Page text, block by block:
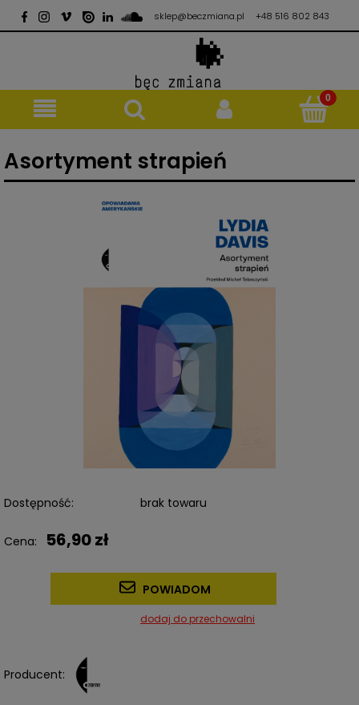
sklep@beczmiana.pl +48 516 802 843
Asortyment strapień
Dostępność: brak towaru
Cena: 56,90 zł
POWIADOM
dodaj do przechowalni
Producent: